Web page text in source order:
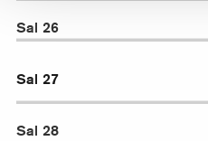
Sal 26
Sal 27
Sal 28